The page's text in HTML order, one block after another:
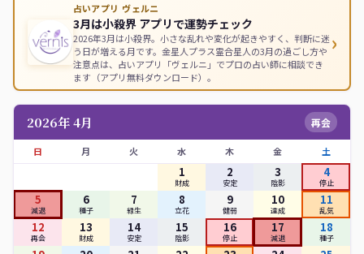
占いアプリ ヴェルニ
3月は小殺界 アプリで運勢チェック
2026年3月は小殺界。小さな乱れや変化が起きやすく、判断に迷
う日が増える月です。金星人プラス霊合星人の3月の過ごし方や
注意点は、占いアプリ「ヴェルニ」でプロの占い師に相談でき
ます（アプリ無料ダウンロード）。
›
2026年 4月 再会
日 月 火 水 木 金 土
1
財成
2
安定
3
陰影
4
停止
5
減退
6
種子
7
緑生
8
立花
9
健弱
10
達成
11
乱気
12
再会
13
財成
14
安定
15
陰影
16
停止
17
減退
18
種子